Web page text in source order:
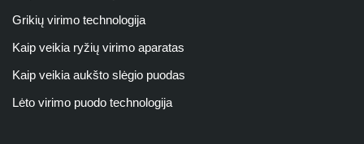
Grikių virimo technologija
Kaip veikia ryžių virimo aparatas
Kaip veikia aukšto slėgio puodas
Lėto virimo puodo technologija